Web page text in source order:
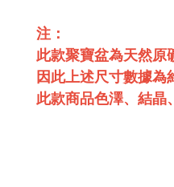
注：
此款聚寶盆為天然原
因此上述尺寸數據為
此款商品色澤、結晶